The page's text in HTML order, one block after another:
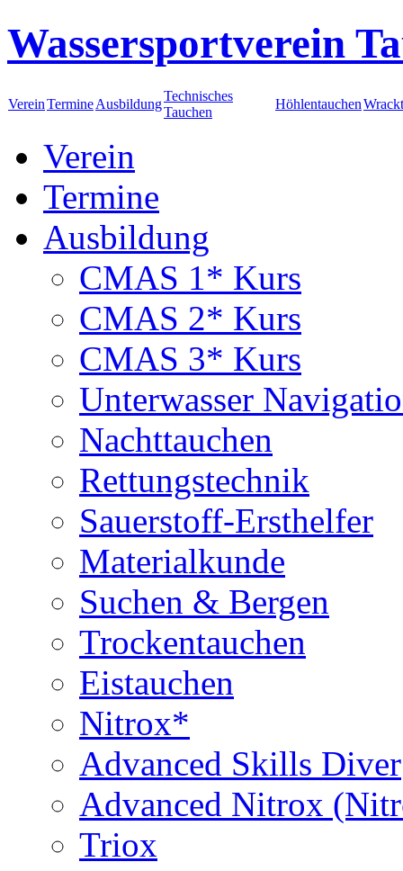
Wassersportverein
VereinTermineAusbildung
Technisches
Tauchen
Höhlentauchen
Verein
Termine
Ausbildung
CMAS 1* Kurs
CMAS 2* Kurs
CMAS 3* Kurs
Unterwasser
Nachttauchen
Rettungstechnik
Sauerstoff-Ersthelfer
Materialkunde
Suchen & Bergen
Trockentauchen
Eistauchen
Nitrox*
Advanced Skills Diver
Advanced Nitrox
Triox